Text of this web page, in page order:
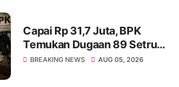
Capai Rp 31,7 Juta, BPK
Temukan Dugaan 89 Setruk
BBM Fiktif di Dinkes Kota
BREAKING NEWS AUG 05, 2026